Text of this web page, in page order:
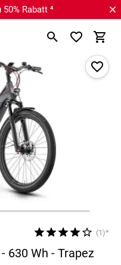
Rabatt ⁴
(1)*
630 Wh - Trapez